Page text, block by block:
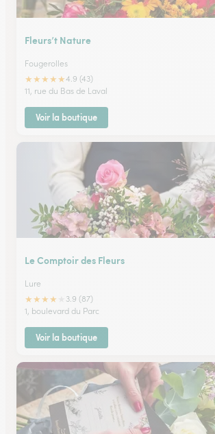
Fleurs’t Nature
Fougerolles
★★★★★4.9 (43)
11, rue du Bas de Laval
Voir la boutique
Le Comptoir des Fleurs
Lure
★★★★
3.9 (87)
1, boulevard du Parc
Voir la boutique